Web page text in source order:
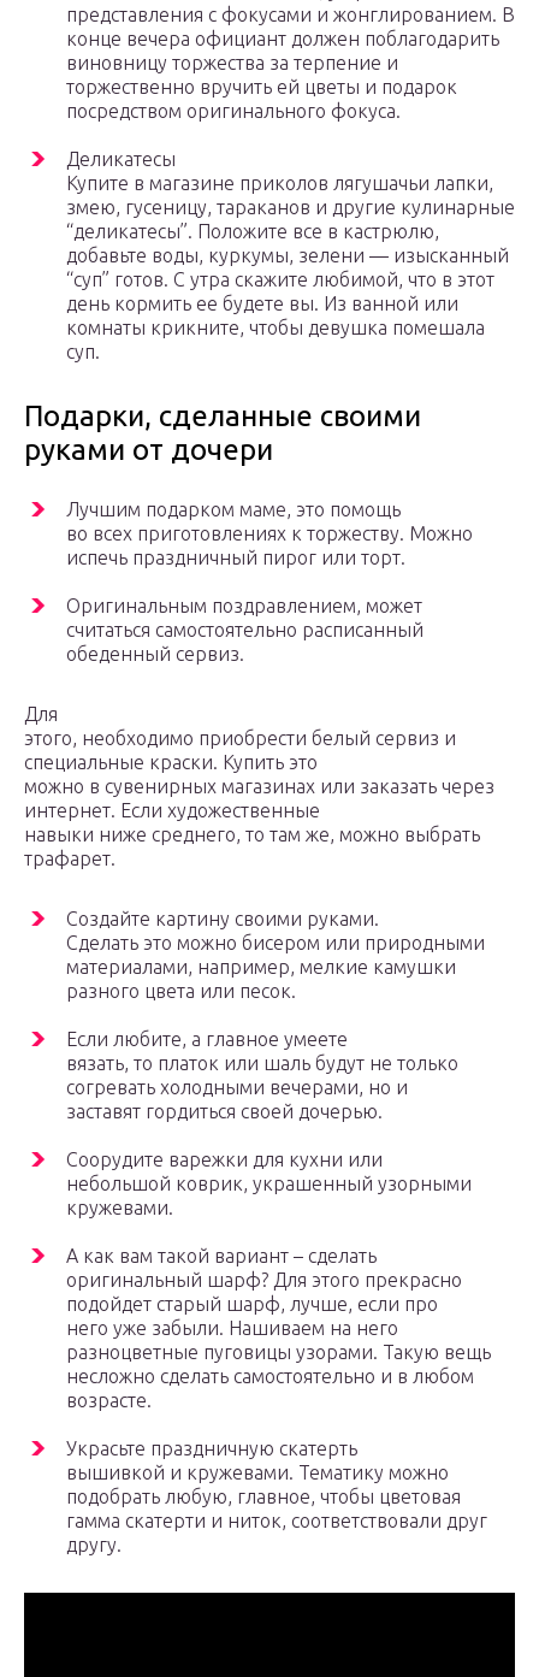
представления с фокусами и жонглированием. В
конце вечера официант должен поблагодарить
виновницу торжества за терпение и
торжественно вручить ей цветы и подарок
посредством оригинального фокуса.
Деликатесы
Купите в магазине приколов лягушачьи лапки,
змею, гусеницу, тараканов и другие кулинарные
“деликатесы”. Положите все в кастрюлю,
добавьте воды, куркумы, зелени — изысканный
“суп” готов. С утра скажите любимой, что в этот
день кормить ее будете вы. Из ванной или
комнаты крикните, чтобы девушка помешала
суп.
Подарки, сделанные своими
руками от дочери
Лучшим подарком маме, это помощь
во всех приготовлениях к торжеству. Можно
испечь праздничный пирог или торт.
Оригинальным поздравлением, может
считаться самостоятельно расписанный
обеденный сервиз.
Для
этого, необходимо приобрести белый сервиз и
специальные краски. Купить это
можно в сувенирных магазинах или заказать через
интернет. Если художественные
навыки ниже среднего, то там же, можно выбрать
трафарет.
Создайте картину своими руками.
Сделать это можно бисером или природными
материалами, например, мелкие камушки
разного цвета или песок.
Если любите, а главное умеете
вязать, то платок или шаль будут не только
согревать холодными вечерами, но и
заставят гордиться своей дочерью.
Соорудите варежки для кухни или
небольшой коврик, украшенный узорными
кружевами.
А как вам такой вариант – сделать
оригинальный шарф? Для этого прекрасно
подойдет старый шарф, лучше, если про
него уже забыли. Нашиваем на него
разноцветные пуговицы узорами. Такую вещь
несложно сделать самостоятельно и в любом
возрасте.
Украсьте праздничную скатерть
вышивкой и кружевами. Тематику можно
подобрать любую, главное, чтобы цветовая
гамма скатерти и ниток, соответствовали друг
другу.